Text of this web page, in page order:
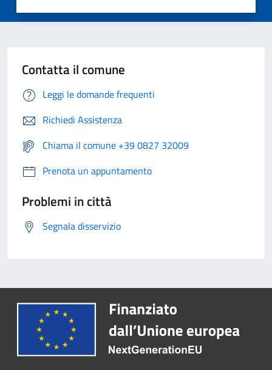
Contatta il comune
Leggi le domande frequenti
Richiedi Assistenza
Chiama il comune +39 0827 32009
Prenota un appuntamento
Problemi in città
Segnala disservizio